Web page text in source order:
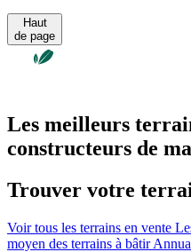
Haut
de page
Les meilleurs
constructeurs de
Trouver votre
Voir tous les terrains en vente
moyen des terrains à bâtir